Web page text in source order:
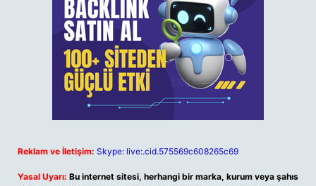
Reklam ve İletişim: Skype: live:.cid.575569c608265c69
Yasal Uyarı: Bu internet sitesi, herhangi bir marka, kurum veya şahıs